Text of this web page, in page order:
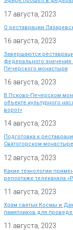
17 августа, 2023
О реставрации
16 августа, 2023
Завершаются
федерального значения
Печерского монастыря
16 августа, 2023
В Псково-Печерском
объекте культурного
ворот»
14 августа, 2023
Подготовка к
Святогорском монастыре
12 августа, 2023
Какие технологии
репортаже телеканала
11 августа, 2023
Храм святых Космы и
памятников для
11 августа, 2023